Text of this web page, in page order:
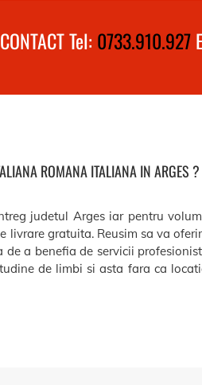
CONTACT Tel: 0733.910.927
ROMANA ITALIANA IN ARGES ?
judetul Arges iar pentru
livrare gratuita. Reusim sa va
a benefia de servicii
de limbi si asta fara ca